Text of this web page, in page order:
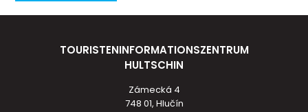
TOURISTENINFORMATIONSZENTRUM
HULTSCHIN
Zámecká 4
748 01, Hlučín